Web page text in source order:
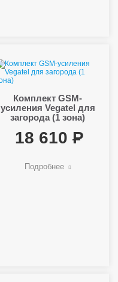
Комплект GSM-
усиления Vegatel для
загорода (1 зона)
18 610
Подробнее